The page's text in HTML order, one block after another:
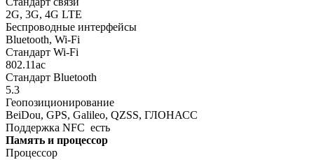
2G, 3G, 4G LTE
Беспроводные интерфейсы
Bluetooth, Wi-Fi
Стандарт Wi-Fi
802.11ac
Стандарт Bluetooth
5.3
Геопозиционирование
BeiDou, GPS, Galileo, QZSS, ГЛОНАСС
Поддержка NFC есть
Память и процессор
Процессор